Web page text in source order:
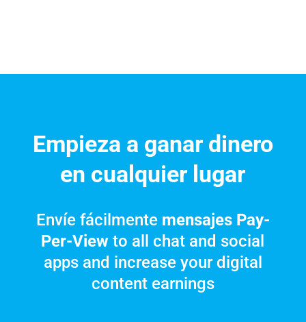
Empieza a ganar dinero
en cualquier lugar
Envíe fácilmente mensajes Pay-
Per-View to all chat and social
apps and increase your digital
content earnings